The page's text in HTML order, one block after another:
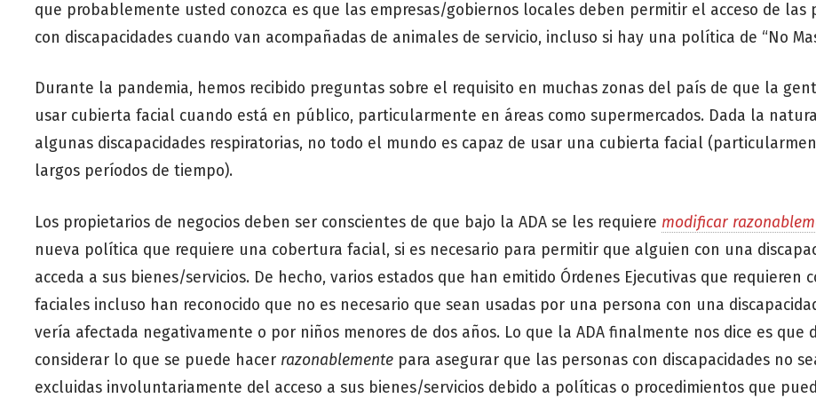
que probablemente usted conozca es que las empresas/gobiernos locales deben permitir el acceso de las
con discapacidades cuando van acompañadas de animales de servicio, incluso si hay una política de “No
Durante la pandemia, hemos recibido preguntas sobre el requisito en muchas zonas del país de que la
usar cubierta facial cuando está en público, particularmente en áreas como supermercados. Dada la
algunas discapacidades respiratorias, no todo el mundo es capaz de usar una cubierta facial
largos períodos de tiempo).
Los propietarios de negocios deben ser conscientes de que bajo la ADA se les requiere modificar
nueva política que requiere una cobertura facial, si es necesario para permitir que alguien con una
acceda a sus bienes/servicios. De hecho, varios estados que han emitido Órdenes Ejecutivas que requieren
faciales incluso han reconocido que no es necesario que sean usadas por una persona con una
vería afectada negativamente o por niños menores de dos años. Lo que la ADA finalmente nos dice es que
considerar lo que se puede hacer razonablemente para asegurar que las personas con discapacidades no
excluidas involuntariamente del acceso a sus bienes/servicios debido a políticas o procedimientos que